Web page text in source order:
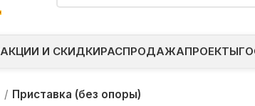
АКЦИИ И СКИДКИРАСПРОДАЖАПРОЕКТЫ
Приставка (без опоры)